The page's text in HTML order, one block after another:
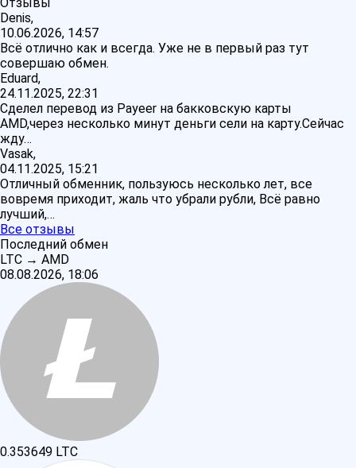
Denis,
10.06.2026, 14:57
Всё отлично как и всегда. Уже не в первый раз тут
совершаю обмен.
Eduard,
24.11.2025, 22:31
Сделел перевод из Payeer на бакковскую карты
AMD,через несколько минут деньги сели на карту.Сейчас
жду…
Vasak,
04.11.2025, 15:21
Отличный обменник, пользуюсь несколько лет, все
вовремя приходит, жаль что убрали рубли, Всё равно
лучший,…
Все отзывы
Последний обмен
LTC → AMD
08.08.2026, 18:06
0.353649 LTC